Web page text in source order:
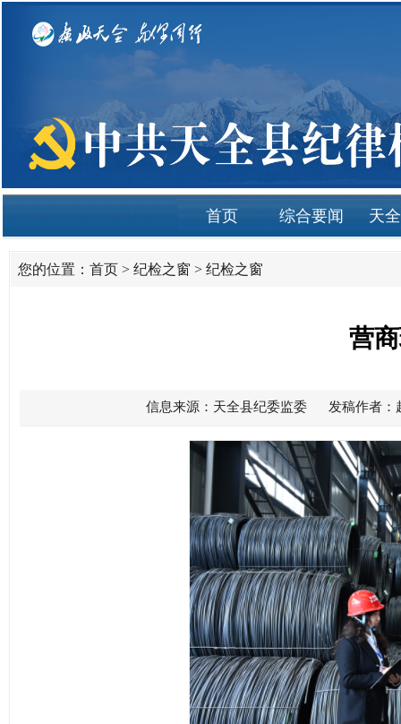
首页 综合要闻 天
您的位置： 首页 > 纪检之窗 > 纪检之窗
营
信息来源：天全县纪委监委 发稿作者